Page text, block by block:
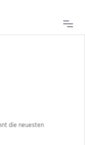
die neuesten